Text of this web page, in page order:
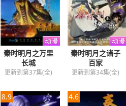
秦时明月之万里
长城
更新到第37集(全)
秦时明月之诸子
百家
更新到第34集(全)
8.9 4.6